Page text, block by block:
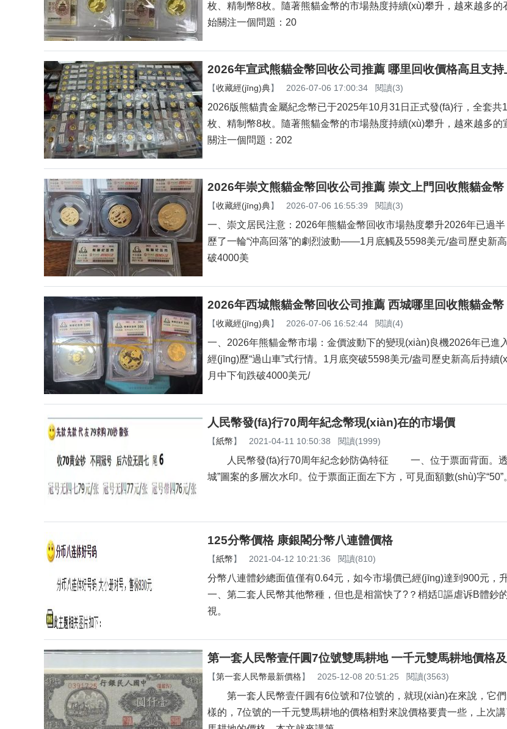
枚、精制幣8枚。隨著熊貓金幣的市場熱度持續(xù)攀升，越來越多
始關注一個問題：20
2026年宣武熊貓金幣回收公司推薦 哪里回收價格高且支持
【收藏經(jīng)典】 2026-07-06 17:00:34 閱讀(3)
2026版熊貓貴金屬紀念幣已于2025年10月31日正式發(fā)行，全套共
枚、精制幣8枚。隨著熊貓金幣的市場熱度持續(xù)攀升，越來越
關注一個問題：202
2026年崇文熊貓金幣回收公司推薦 崇文上門回收熊貓金幣
【收藏經(jīng)典】 2026-07-06 16:55:39 閱讀(3)
一、崇文居民注意：2026年熊貓金幣回收市場熱度攀升2026年已過半
歷了一輪“沖高回落”的劇烈波動——1月底觸及5598美元/盎司歷史新高后
破4000美
2026年西城熊貓金幣回收公司推薦 西城哪里回收熊貓金幣
【收藏經(jīng)典】 2026-07-06 16:52:44 閱讀(4)
一、2026年熊貓金幣市場：金價波動下的變現(xiàn)良機2026年已進
經(jīng)歷“過山車”式行情。1月底突破5598美元/盎司歷史新高后持續(xù)
月中下旬跌破4000美元/
人民幣發(fā)行70周年紀念幣現(xiàn)在的市場價
【紙幣】 2021-04-11 10:50:38 閱讀(1999)
人民幣發(fā)行70周年紀念鈔防偽特征 一、位于票面背面。
城”圖案的多層次水印。位于票面正面左下方，可見面額數(shù)字“50”
125分幣價格 康銀閣分幣八連體價格
【紙幣】 2021-04-12 10:21:36 閱讀(810)
分幣八連體鈔總面值僅有0.64元，如今市場價已經(jīng)達到900元
一、第二套人民幣其他幣種，但也是相當快了?？梢姡謳虐诉B體
視。
第一套人民幣壹仟圓7位號雙馬耕地 一千元雙馬耕地價格
【第一套人民幣最新價格】 2025-12-08 20:51:25 閱讀(3563)
第一套人民幣壹仟圓有6位號和7位號的，就現(xiàn)在來說，它
樣的，7位號的一千元雙馬耕地的價格相對來說價格要貴一些，上